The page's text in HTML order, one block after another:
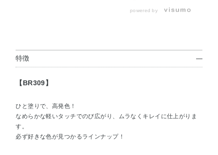
powered by
特徴
【BR309】
ひと塗りで、高発色！
なめらかな軽いタッチでのび広がり、ムラなくキレイに仕上がりま
す。
必ず好きな色が見つかるラインナップ！